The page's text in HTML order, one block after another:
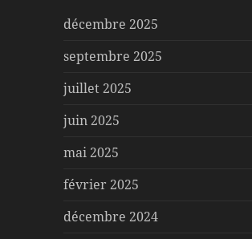
décembre 2025
septembre 2025
juillet 2025
juin 2025
mai 2025
février 2025
décembre 2024